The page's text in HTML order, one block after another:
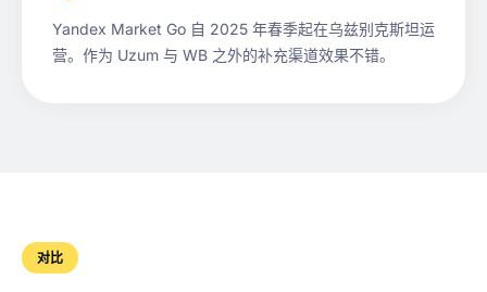
Yandex Market Go 自 2025 年春季起在乌兹别克斯坦运
营。作为 Uzum 与 WB 之外的补充渠道效果不错。
对比